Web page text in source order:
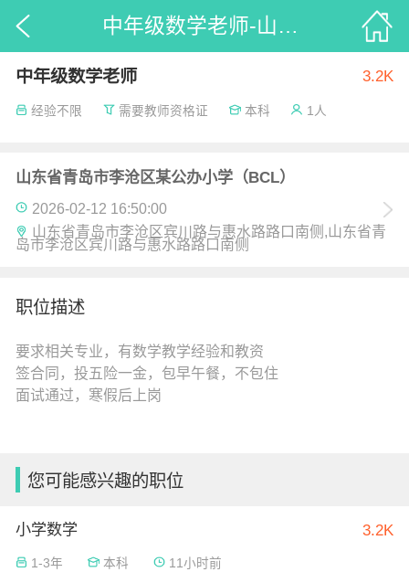
中年级数学老师-山东省青岛市李沧区某公办小学（BCL）_52招聘
中年级数学老师 3.2K
经验不限 需要教师资格证 本科 1人
山东省青岛市李沧区某公办小学（BCL）
2026-02-12 16:50:00
山东省青岛市李沧区宾川路与惠水路路口南侧,山东省青
岛市李沧区宾川路与惠水路路口南侧
职位描述
要求相关专业，有数学教学经验和教资
签合同，投五险一金，包早午餐，不包住
面试通过，寒假后上岗
您可能感兴趣的职位
3.2K
小学数学
1-3年 本科
11小时前